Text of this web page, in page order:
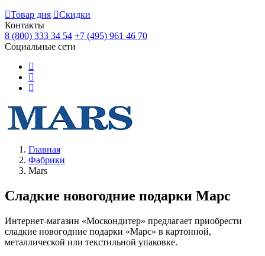
Товар дня
Скидки
Контакты
8 (800) 333 34 54 +7 (495) 961 46 70
Социальные сети
Главная
Фабрики
Mars
Сладкие новогодние подарки Марс
Интернет-магазин «Москондитер» предлагает приобрести
сладкие новогодние подарки «Марс» в картонной,
металлической или текстильной упаковке.